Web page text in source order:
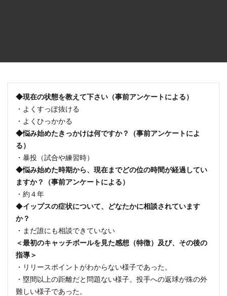
◆現在の状態を教えて下さい （事前アンケートによる）
・よくすっぽ抜ける
・よくひっかかる
◆悩み始めたきっかけは何ですか？（事前アンケートによ
る）
・暴投（試合や練習時）
◆悩み始めた時期から、現在までどの位の時間が経過してい
ますか？
（事前アンケートによる）
・約４年
◆イップスの症状について、どなたかに相談されています
か？
・まだ誰にも相談できていない
＜最初のキャッチボールを見た感想（特徴）及び、その後の
指導＞
・リリースポイントがわからない様子であった。
・塁間以上の距離だと問題ない様子。投手への返球が殊の外
難しい様子であった。